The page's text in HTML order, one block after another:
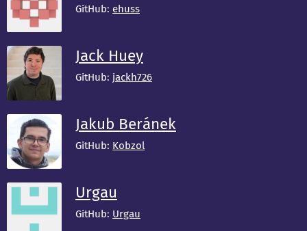
GitHub: ehuss
Jack Huey
GitHub: jackh726
Jakub Beránek
GitHub: Kobzol
Urgau
GitHub: Urgau